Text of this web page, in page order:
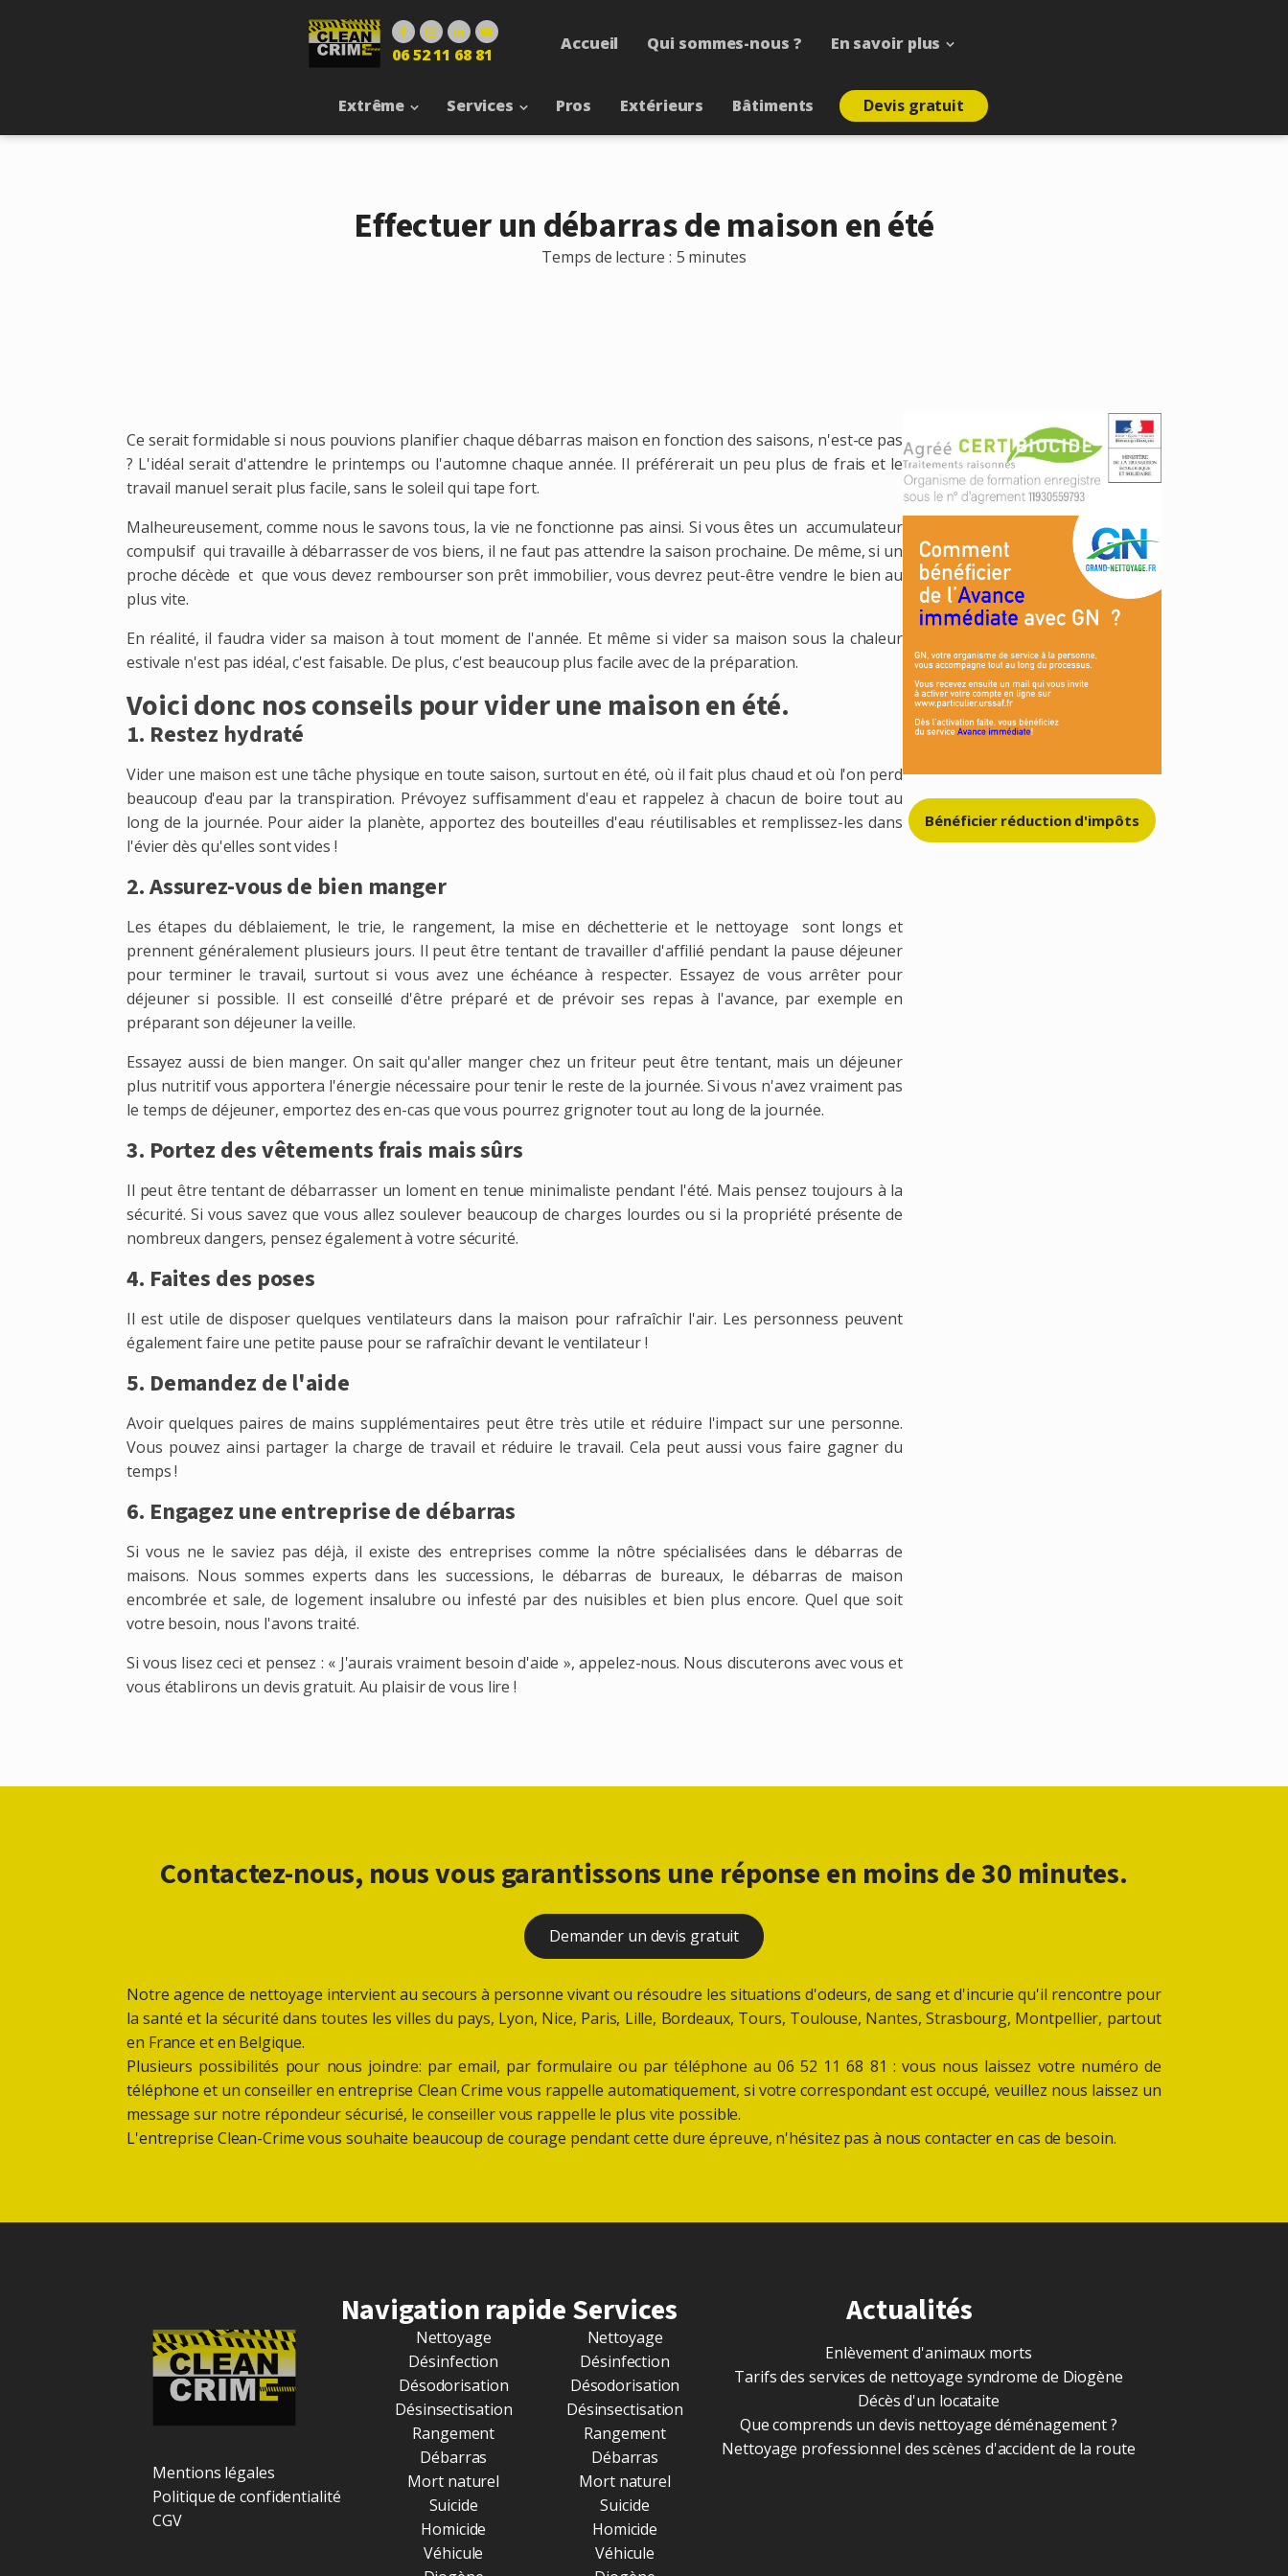
06 52 11 68 81
Accueil Qui sommes-nous ? En savoir plus
Extrême Services Pros Extérieurs Bâtiments Devis gratuit
Effectuer un débarras de maison en été
Temps de lecture : 5 minutes
Ce serait formidable si nous pouvions planifier chaque débarras maison en fonction des saisons, n'est-ce pas
? L'idéal serait d'attendre le printemps ou l'automne chaque année. Il préférerait un peu plus de frais et le
travail manuel serait plus facile, sans le soleil qui tape fort.
Malheureusement, comme nous le savons tous, la vie ne fonctionne pas ainsi. Si vous êtes un accumulateur
compulsif qui travaille à débarrasser de vos biens, il ne faut pas attendre la saison prochaine. De même, si un
proche décède et que vous devez rembourser son prêt immobilier, vous devrez peut-être vendre le bien au
plus vite.
En réalité, il faudra vider sa maison à tout moment de l'année. Et même si vider sa maison sous la chaleur
estivale n'est pas idéal, c'est faisable. De plus, c'est beaucoup plus facile avec de la préparation.
Voici donc nos conseils pour vider une maison en été.
1. Restez hydraté
Vider une maison est une tâche physique en toute saison, surtout en été, où il fait plus chaud et où l'on perd
beaucoup d'eau par la transpiration. Prévoyez suffisamment d'eau et rappelez à chacun de boire tout au
long de la journée. Pour aider la planète, apportez des bouteilles d'eau réutilisables et remplissez-les dans
l'évier dès qu'elles sont vides !
2. Assurez-vous de bien manger
Les étapes du déblaiement, le trie, le rangement, la mise en déchetterie et le nettoyage sont longs et
prennent généralement plusieurs jours. Il peut être tentant de travailler d'affilié pendant la pause déjeuner
pour terminer le travail, surtout si vous avez une échéance à respecter. Essayez de vous arrêter pour
déjeuner si possible. Il est conseillé d'être préparé et de prévoir ses repas à l'avance, par exemple en
préparant son déjeuner la veille.
Essayez aussi de bien manger. On sait qu'aller manger chez un friteur peut être tentant, mais un déjeuner
plus nutritif vous apportera l'énergie nécessaire pour tenir le reste de la journée. Si vous n'avez vraiment pas
le temps de déjeuner, emportez des en-cas que vous pourrez grignoter tout au long de la journée.
3. Portez des vêtements frais mais sûrs
Il peut être tentant de débarrasser un loment en tenue minimaliste pendant l'été. Mais pensez toujours à la
sécurité. Si vous savez que vous allez soulever beaucoup de charges lourdes ou si la propriété présente de
nombreux dangers, pensez également à votre sécurité.
4. Faites des poses
Il est utile de disposer quelques ventilateurs dans la maison pour rafraîchir l'air. Les personness peuvent
également faire une petite pause pour se rafraîchir devant le ventilateur !
5. Demandez de l'aide
Avoir quelques paires de mains supplémentaires peut être très utile et réduire l'impact sur une personne.
Vous pouvez ainsi partager la charge de travail et réduire le travail. Cela peut aussi vous faire gagner du
temps !
6. Engagez une entreprise de débarras
Si vous ne le saviez pas déjà, il existe des entreprises comme la nôtre spécialisées dans le débarras de
maisons. Nous sommes experts dans les successions, le débarras de bureaux, le débarras de maison
encombrée et sale, de logement insalubre ou infesté par des nuisibles et bien plus encore. Quel que soit
votre besoin, nous l'avons traité.
Si vous lisez ceci et pensez : « J'aurais vraiment besoin d'aide », appelez-nous. Nous discuterons avec vous et
vous établirons un devis gratuit. Au plaisir de vous lire !
Bénéficier réduction d'impôts
Contactez-nous, nous vous garantissons une réponse en moins de 30 minutes.
Demander un devis gratuit
Notre agence de nettoyage intervient au secours à personne vivant ou résoudre les situations d'odeurs, de sang et d'incurie qu'il rencontre pour
la santé et la sécurité dans toutes les villes du pays, Lyon, Nice, Paris, Lille, Bordeaux, Tours, Toulouse, Nantes, Strasbourg, Montpellier, partout
en France et en Belgique.
Plusieurs possibilités pour nous joindre: par email, par formulaire ou par téléphone au 06 52 11 68 81 : vous nous laissez votre numéro de
téléphone et un conseiller en entreprise Clean Crime vous rappelle automatiquement, si votre correspondant est occupé, veuillez nous laissez un
message sur notre répondeur sécurisé, le conseiller vous rappelle le plus vite possible.
L'entreprise Clean-Crime vous souhaite beaucoup de courage pendant cette dure épreuve, n'hésitez pas à nous contacter en cas de besoin.
Mentions légales
Politique de confidentialité
CGV
Navigation rapide
Nettoyage
Désinfection
Désodorisation
Désinsectisation
Rangement
Débarras
Mort naturel
Suicide
Homicide
Véhicule
Services
Nettoyage
Désinfection
Désodorisation
Désinsectisation
Rangement
Débarras
Mort naturel
Suicide
Homicide
Véhicule
Actualités
Enlèvement d'animaux morts
Tarifs des services de nettoyage syndrome de Diogène
Décès d'un locataite
Que comprends un devis nettoyage déménagement ?
Nettoyage professionnel des scènes d'accident de la route